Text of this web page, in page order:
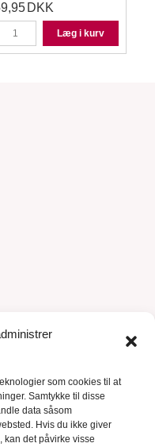
som cookies til at
Samtykke til disse
data såsom
Hvis du ikke giver
kan det påvirke visse
DKK
Læg i kurv